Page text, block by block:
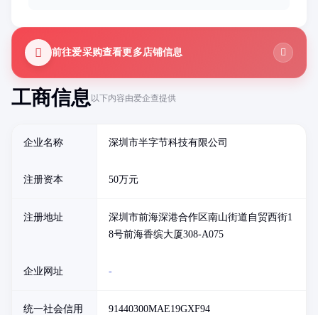
工商信息以下内容由爱企查提供
企业名称 深圳市半字节科技有限公司
注册资本 50万元
注册地址
深圳市前海深港合作区南山街道自贸西街1
8号前海香缤大厦308-A075
企业网址 -
统一社会信用
91440300MAE19GXF94
前往爱采购查看更多店铺信息